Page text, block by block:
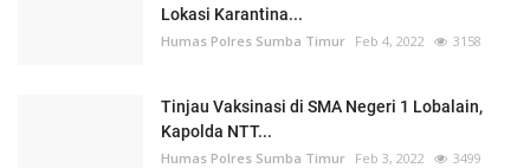
Lokasi Karantina...
Humas Polres Sumba Timur Feb 4, 2022 3158
Tinjau Vaksinasi di SMA Negeri 1 Lobalain,
Kapolda NTT...
Humas Polres Sumba Timur Feb 3, 2022 3499